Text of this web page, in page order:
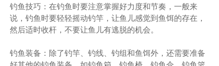
钓鱼技巧：在钓鱼时要注意掌握好力度和节奏，一般来
说，钓鱼时要轻轻摇动钓竿，让鱼儿感觉到鱼饵的存在，
然后适时收杆，不要让鱼儿有逃脱的机会。
钓鱼装备：除了钓竿、钓线、钓组和鱼饵外，还需要准备